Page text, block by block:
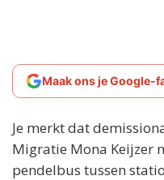
Maak ons je Google-
Je merkt dat
Migratie Mona Keijzer
pendelbus tussen